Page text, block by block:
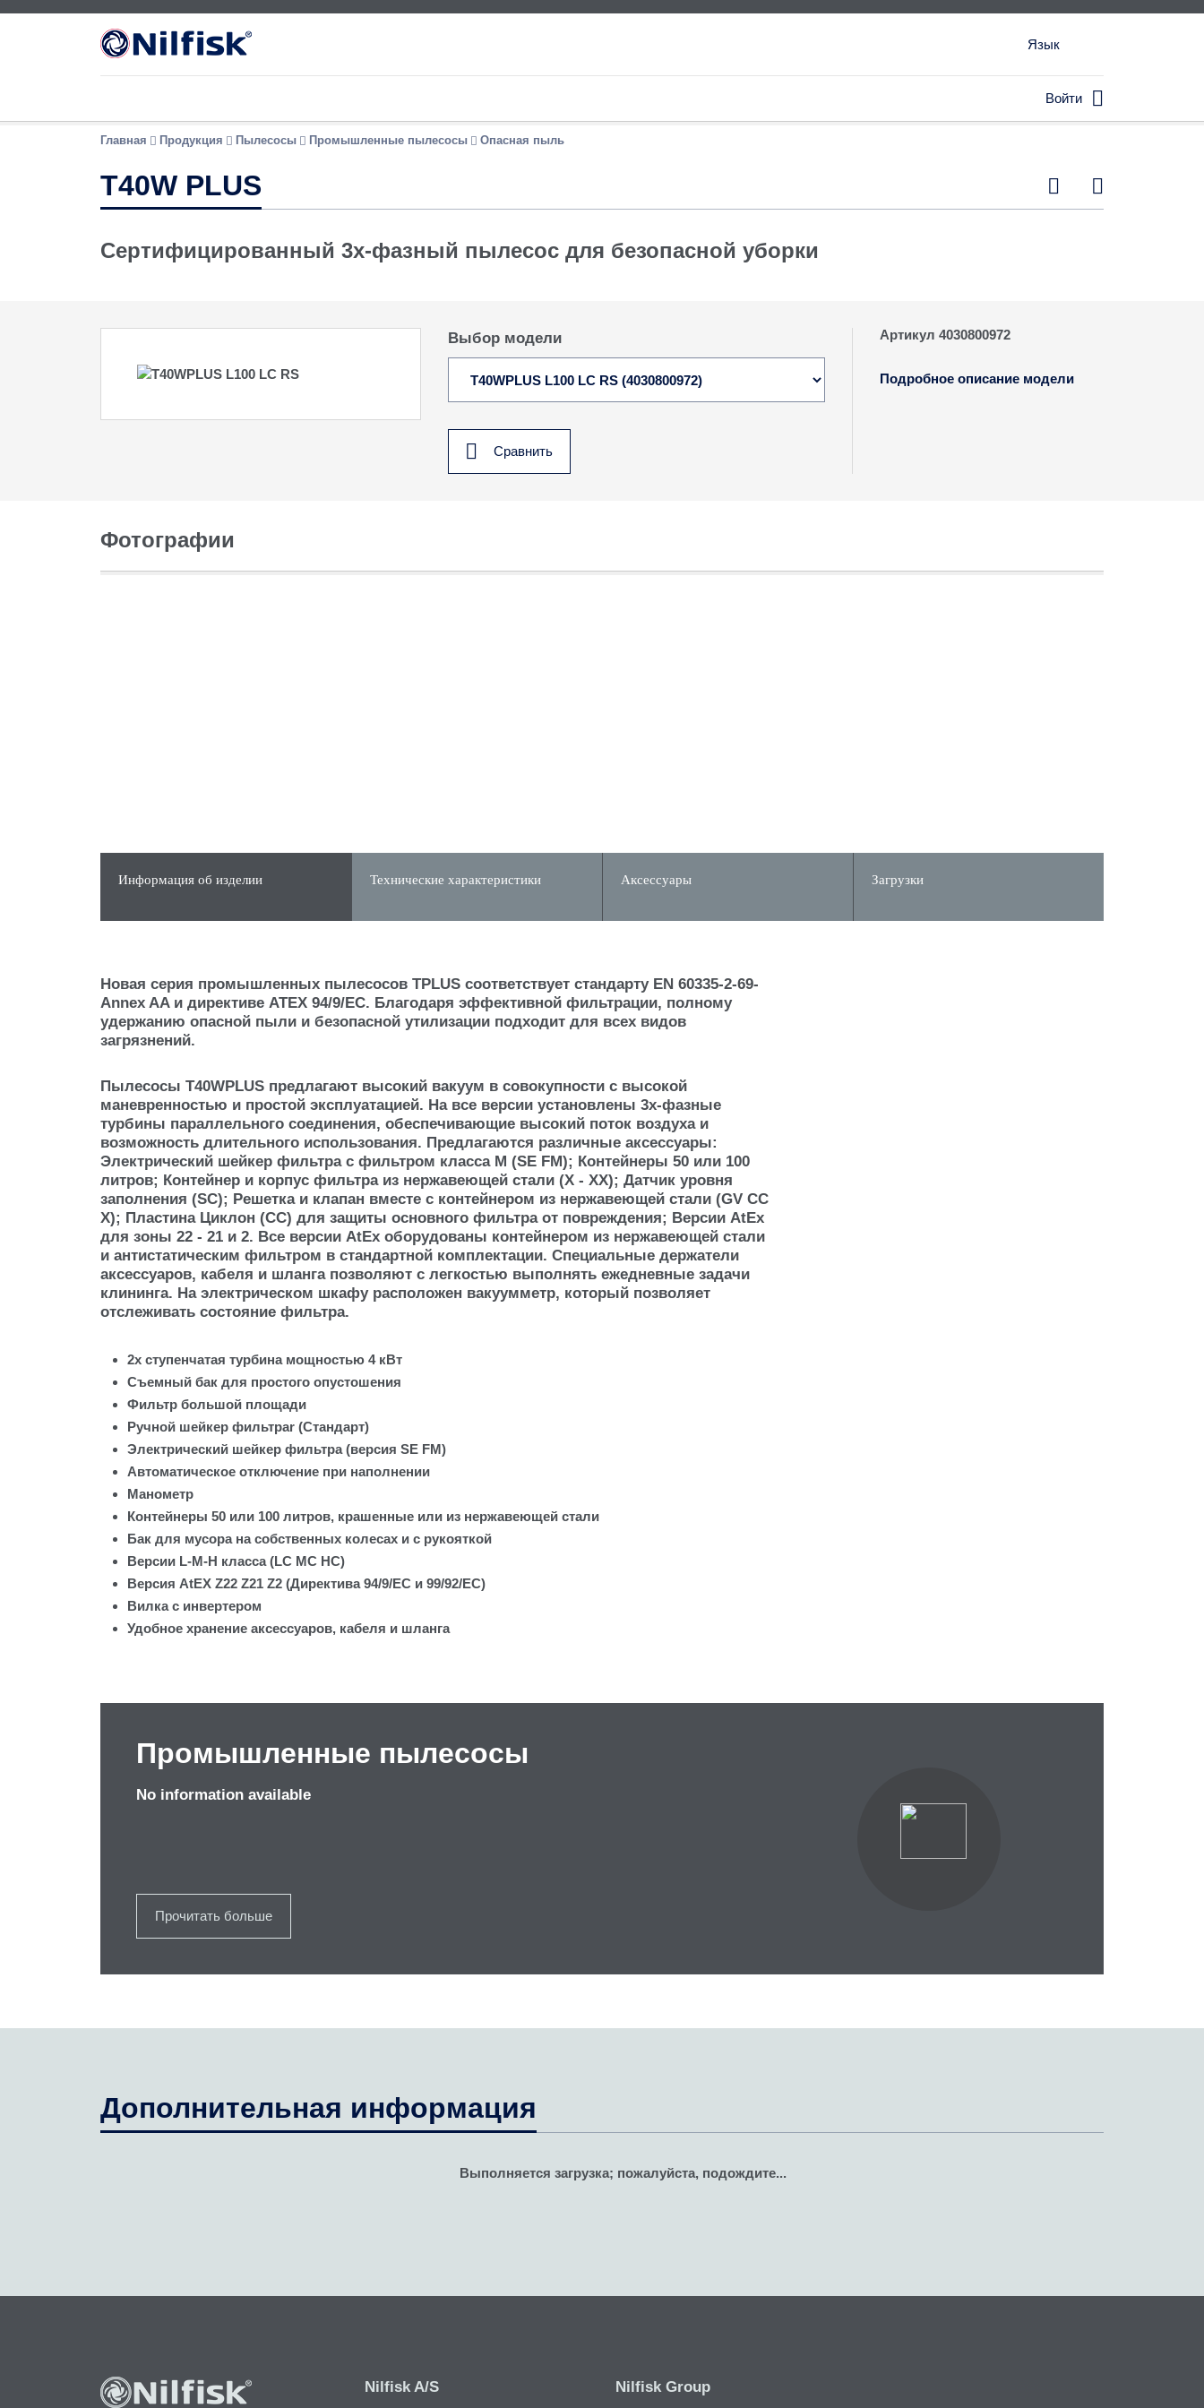
Язык
Войти 
Главная Продукция Пылесосы Промышленные пылесосы Опасная пыль
T40W PLUS  
Сертифицированный 3х-фазный пылесос для безопасной уборки
Выбор модели
Сравнить
Артикул 4030800972
Подробное описание модели
Фотографии
Информация об изделии Технические характеристики Аксессуары Загрузки
Новая серия промышленных пылесосов TPLUS соответствует стандарту EN 60335-2-69-
Annex AA и директиве ATEX 94/9/EC. Благодаря эффективной фильтрации, полному
удержанию опасной пыли и безопасной утилизации подходит для всех видов
загрязнений.
Пылесосы T40WPLUS предлагают высокий вакуум в совокупности с высокой
маневренностью и простой эксплуатацией. На все версии установлены 3х-фазные
турбины параллельного соединения, обеспечивающие высокий поток воздуха и
возможность длительного использования. Предлагаются различные аксессуары:
Электрический шейкер фильтра с фильтром класса М (SE FM); Контейнеры 50 или 100
литров; Контейнер и корпус фильтра из нержавеющей стали (X - XX); Датчик уровня
заполнения (SC); Решетка и клапан вместе с контейнером из нержавеющей стали (GV CC
X); Пластина Циклон (CC) для защиты основного фильтра от повреждения; Версии AtEx
для зоны 22 - 21 и 2. Все версии AtEx оборудованы контейнером из нержавеющей стали
и антистатическим фильтром в стандартной комплектации. Специальные держатели
аксессуаров, кабеля и шланга позволяют с легкостью выполнять ежедневные задачи
клининга. На электрическом шкафу расположен вакуумметр, который позволяет
отслеживать состояние фильтра.
2х ступенчатая турбина мощностью 4 кВт
Съемный бак для простого опустошения
Фильтр большой площади
Ручной шейкер фильтраr (Стандарт)
Электрический шейкер фильтра (версия SE FM)
Автоматическое отключение при наполнении
Манометр
Контейнеры 50 или 100 литров, крашенные или из нержавеющей стали
Бак для мусора на собственных колесах и с рукояткой
Версии L-M-H класса (LC MC HC)
Версия AtEX Z22 Z21 Z2 (Директива 94/9/EC и 99/92/EC)
Вилка с инвертером
Удобное хранение аксессуаров, кабеля и шланга
Промышленные пылесосы
No information available
Прочитать больше
Дополнительная информация
Выполняется загрузка; пожалуйста, подождите...
Nilfisk A/S Nilfisk Group